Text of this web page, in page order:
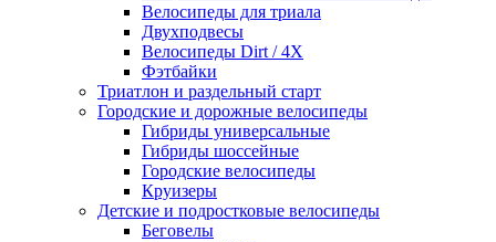
Велосипеды для триала
Двухподвесы
Велосипеды Dirt / 4X
Фэтбайки
Триатлон и раздельный старт
Городские и дорожные велосипеды
Гибриды универсальные
Гибриды шоссейные
Городские велосипеды
Круизеры
Детские и подростковые велосипеды
Беговелы